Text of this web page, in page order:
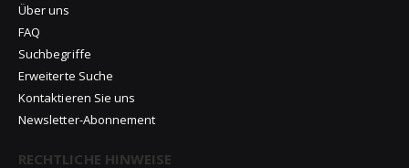
Über uns
FAQ
Suchbegriffe
Erweiterte Suche
Kontaktieren Sie uns
Newsletter-Abonnement
RECHTLICHE HINWEISE